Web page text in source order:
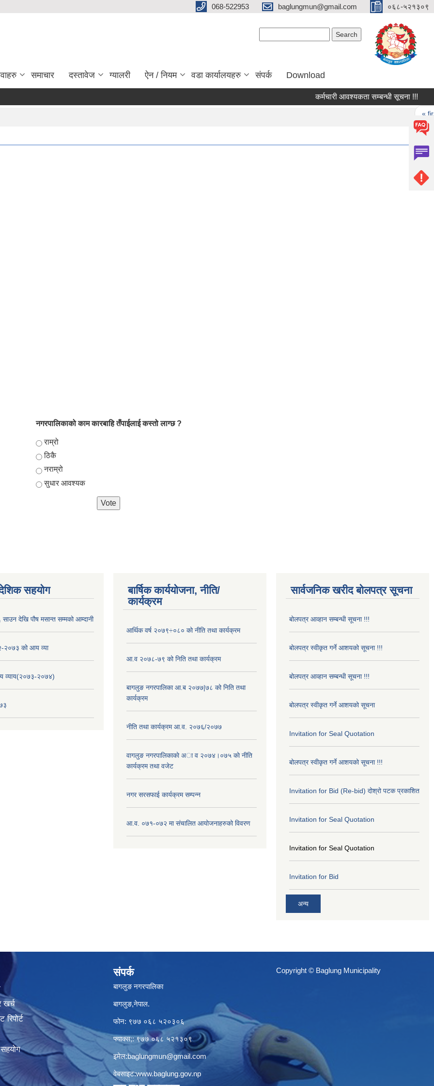
068-522953 baglungmun@gmail.com ०६८-५२१३०९
समाचार दस्तावेज ग्यालरी ऐन / नियम वडा कार्यालयहरु संपर्क Download
कर्मचारी आवश्यकता सम्बन्धी सूचना !!!
नगरपालिकाको काम कारबाहि तँपाईलाई कस्तो लाग्छ ?
Choices
राम्रो
ठिकै
नराम्रो
सुधार आवश्यक
सहयोग
साउन देखि पौष मसान्त सम्मको आम्दानी
को आय व्या
२०७४)
बार्षिक कार्ययोजना, नीति/
कार्यक्रम
आर्थिक वर्ष २०७९÷०८० को नीति तथा कार्यक्रम
आ.व २०७८-७९ को निति तथा कार्यक्रम
बागलुङ नगरपालिका आ.ब २०७७|७८ को निति तथा
कार्यक्रम
नीति तथा कार्यक्रम आ.व. २०७६/२०७७
वागलुङ नगरपालिकाकाे अा‍ व २०७४।०७५ काे नीति
कार्यक्रम तथा वजेट
नगर सरसफाई कार्यक्रम सम्पन्न
आ.व. ०७१-०७२ मा संचालित आयोजनाहरुको विवरण
सार्वजनिक खरीद बोलपत्र सूचना
बोलपत्र आव्हान सम्बन्धी सूचना !!!
बोलपत्र स्वीकृत गर्ने आशयको सूचना !!!
बोलपत्र आव्हान सम्बन्धी सूचना !!!
बोलपत्र स्वीकृत गर्ने आशयको सूचना
Invitation for Seal Quotation
बोलपत्र स्वीकृत गर्ने आशयको सूचना !!!
Invitation for Bid (Re-bid) दोश्रो पटक प्रकाशित
Invitation for Seal Quotation
Invitation for Seal Quotation
Invitation for Bid
अन्य
खर्च
संपर्क
बागलुङ नगरपालिका
बागलुङ,नेपाल.
फोन: ९७७ ०६८ ५२०३०६
फ्याक्स;: ९७७ ०६८ ५२१३०९
इमेल:baglungmun@gmail.com
वेबसाइट:www.baglung.gov.np
Copyright © Baglung Municipality